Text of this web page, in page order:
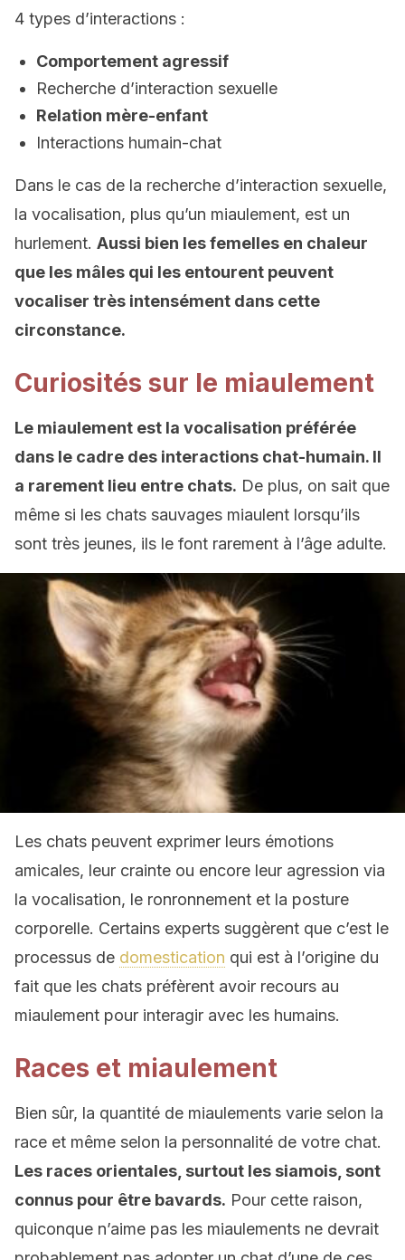
4 types d’interactions :
Comportement agressif
Recherche d’interaction sexuelle
Relation mère-enfant
Interactions humain-chat
Dans le cas de la recherche d’interaction sexuelle,
la vocalisation, plus qu’un miaulement, est un
hurlement. Aussi bien les femelles en chaleur
que les mâles qui les entourent peuvent
vocaliser très intensément dans cette
circonstance.
Curiosités sur le miaulement
Le miaulement est la vocalisation préférée
dans le cadre des interactions chat-humain. Il
a rarement lieu entre chats. De plus, on sait que
même si les chats sauvages miaulent lorsqu’ils
sont très jeunes, ils le font rarement à l’âge adulte.
Les chats peuvent exprimer leurs émotions
amicales, leur crainte ou encore leur agression via
la vocalisation, le ronronnement et la posture
corporelle. Certains experts suggèrent que c’est le
processus de domestication qui est à l’origine du
fait que les chats préfèrent avoir recours au
miaulement pour interagir avec les humains.
Races et miaulement
Bien sûr, la quantité de miaulements varie selon la
race et même selon la personnalité de votre chat.
Les races orientales, surtout les siamois, sont
connus pour être bavards. Pour cette raison,
quiconque n’aime pas les miaulements ne devrait